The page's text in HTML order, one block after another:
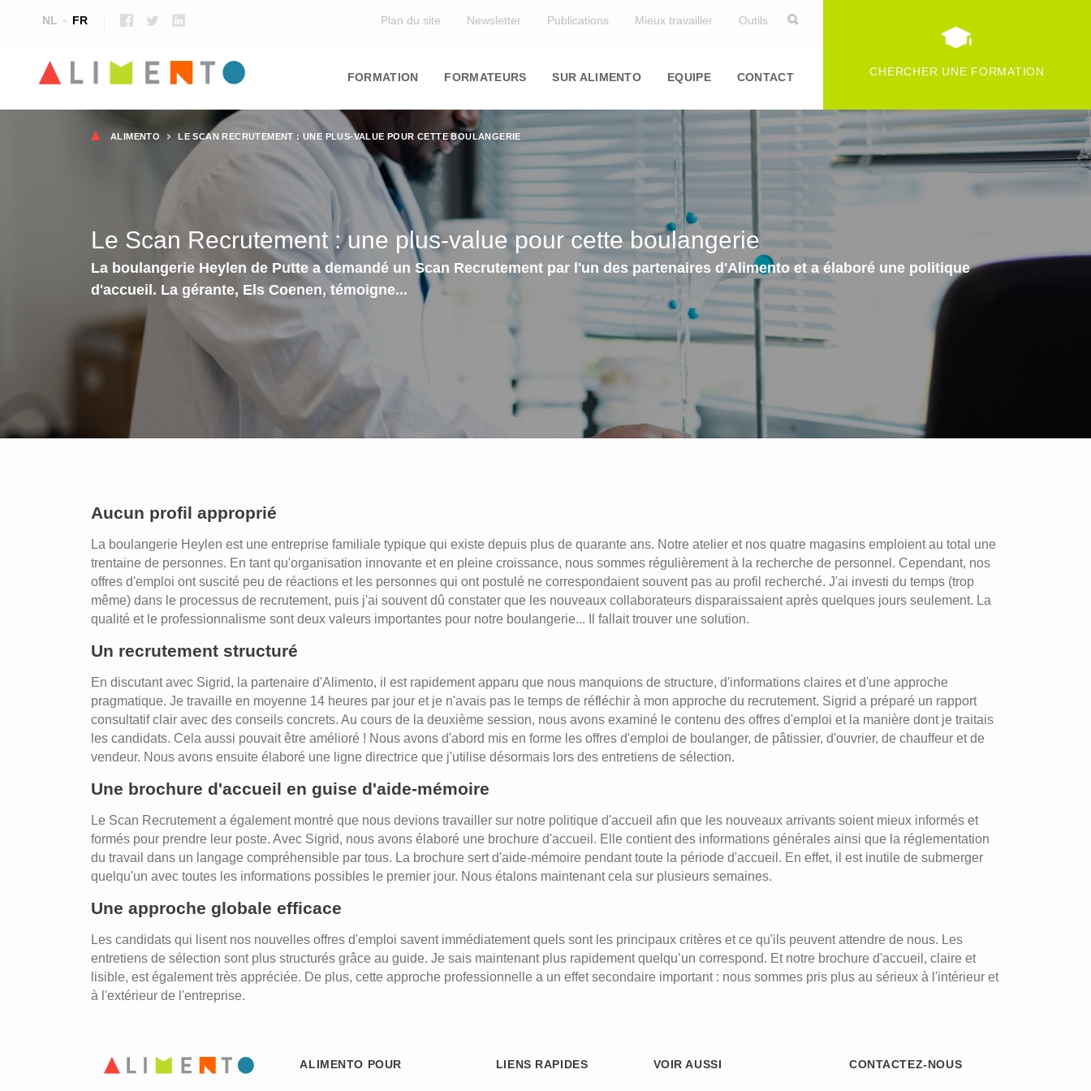
NL FR Plan du site Newsletter Publications Mieux travailler Outils
navigation
FORMATION FORMATEURS SUR ALIMENTO EQUIPE CONTACT CHERCHER UNE FORMATION
Fil
d'Ariane
ALIMENTO LE SCAN RECRUTEMENT : UNE PLUS-VALUE POUR CETTE BOULANGERIE
Le Scan Recrutement : une plus-value pour cette boulangerie
La boulangerie Heylen de Putte a demandé un Scan Recrutement par l'un des partenaires d'Alimento et a élaboré une politique
d'accueil. La gérante, Els Coenen, témoigne...
Aucun profil approprié
La boulangerie Heylen est une entreprise familiale typique qui existe depuis plus de quarante ans. Notre atelier et nos quatre magasins emploient au total une
trentaine de personnes. En tant qu'organisation innovante et en pleine croissance, nous sommes régulièrement à la recherche de personnel. Cependant, nos
offres d'emploi ont suscité peu de réactions et les personnes qui ont postulé ne correspondaient souvent pas au profil recherché. J'ai investi du temps (trop
même) dans le processus de recrutement, puis j'ai souvent dû constater que les nouveaux collaborateurs disparaissaient après quelques jours seulement. La
qualité et le professionnalisme sont deux valeurs importantes pour notre boulangerie... Il fallait trouver une solution.
Un recrutement structuré
En discutant avec Sigrid, la partenaire d'Alimento, il est rapidement apparu que nous manquions de structure, d'informations claires et d'une approche
pragmatique. Je travaille en moyenne 14 heures par jour et je n'avais pas le temps de réfléchir à mon approche du recrutement. Sigrid a préparé un rapport
consultatif clair avec des conseils concrets. Au cours de la deuxième session, nous avons examiné le contenu des offres d'emploi et la manière dont je traitais
les candidats. Cela aussi pouvait être amélioré ! Nous avons d'abord mis en forme les offres d'emploi de boulanger, de pâtissier, d'ouvrier, de chauffeur et de
vendeur. Nous avons ensuite élaboré une ligne directrice que j'utilise désormais lors des entretiens de sélection.
Une brochure d'accueil en guise d'aide-mémoire
Le Scan Recrutement a également montré que nous devions travailler sur notre politique d'accueil afin que les nouveaux arrivants soient mieux informés et
formés pour prendre leur poste. Avec Sigrid, nous avons élaboré une brochure d'accueil. Elle contient des informations générales ainsi que la réglementation
du travail dans un langage compréhensible par tous. La brochure sert d'aide-mémoire pendant toute la période d'accueil. En effet, il est inutile de submerger
quelqu'un avec toutes les informations possibles le premier jour. Nous étalons maintenant cela sur plusieurs semaines.
Une approche globale efficace
Les candidats qui lisent nos nouvelles offres d'emploi savent immédiatement quels sont les principaux critères et ce qu'ils peuvent attendre de nous. Les
entretiens de sélection sont plus structurés grâce au guide. Je sais maintenant plus rapidement quelqu’un correspond. Et notre brochure d'accueil, claire et
lisible, est également très appréciée. De plus, cette approche professionnelle a un effet secondaire important : nous sommes pris plus au sérieux à l'intérieur et
à l'extérieur de l'entreprise.
ALIMENTO POUR LIENS RAPIDES VOIR AUSSI CONTACTEZ-NOUS